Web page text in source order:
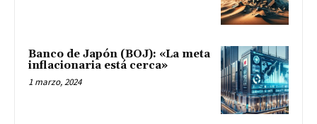
Banco de Japón (BOJ): «La meta
inflacionaria está cerca»
1 marzo, 2024